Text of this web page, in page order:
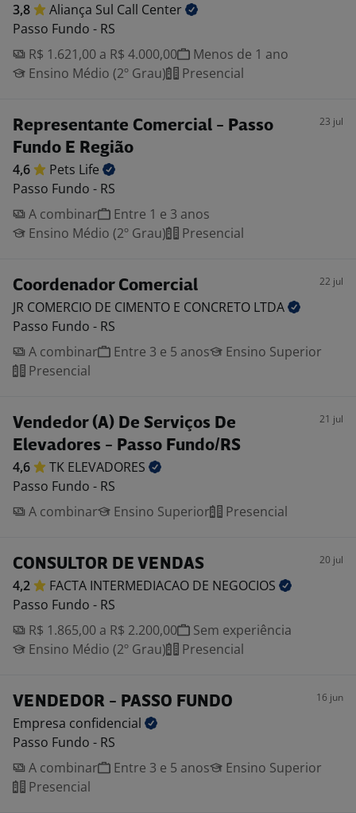
3,8 Aliança Sul Call Center
Passo Fundo - RS
R$ 1.621,00 a R$ 4.000,00
Menos de 1 ano
Ensino Médio (2º Grau)
Presencial
Representante Comercial - Passo
Fundo E Região
23 jul
4,6 Pets Life
Passo Fundo - RS
A combinar
Entre 1 e 3 anos
Ensino Médio (2º Grau)
Presencial
Coordenador Comercial 22 jul
JR COMERCIO DE CIMENTO E CONCRETO LTDA
Passo Fundo - RS
A combinar
Entre 3 e 5 anos
Ensino Superior
Presencial
Vendedor (A) De Serviços De
Elevadores - Passo Fundo/RS
21 jul
4,6 TK ELEVADORES
Passo Fundo - RS
A combinar
Ensino Superior Presencial
CONSULTOR DE VENDAS 20 jul
4,2 FACTA INTERMEDIACAO DE NEGOCIOS
Passo Fundo - RS
R$ 1.865,00 a R$ 2.200,00
Sem experiência
Ensino Médio (2º Grau)
Presencial
VENDEDOR - PASSO FUNDO 16 jun
Empresa confidencial
Passo Fundo - RS
A combinar
Entre 3 e 5 anos
Ensino Superior
Presencial